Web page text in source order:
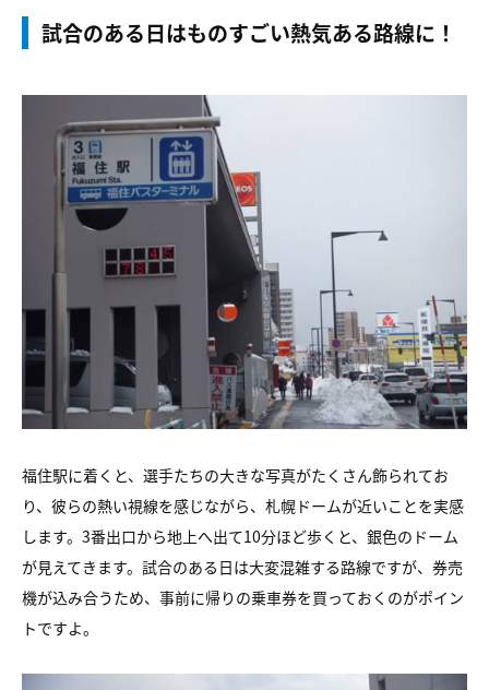
試合のある日はものすごい熱気ある路線に！
福住駅に着くと、選手たちの大きな写真がたくさん飾られてお
り、彼らの熱い視線を感じながら、札幌ドームが近いことを実感
します。3番出口から地上へ出て10分ほど歩くと、銀色のドーム
が見えてきます。試合のある日は大変混雑する路線ですが、券売
機が込み合うため、事前に帰りの乗車券を買っておくのがポイン
トですよ。